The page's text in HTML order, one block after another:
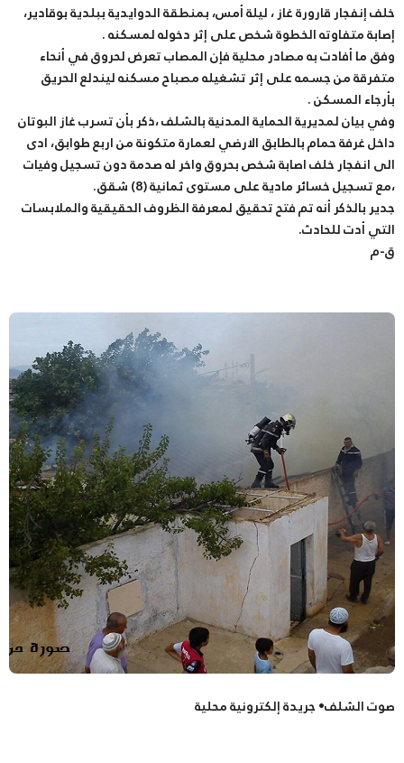
خلف إنفجار قارورة غاز ، ليلة أمس، بمنطقة الدوايدية ببلدية بوقادير،
إصابة متفاوته الخطوة شخص على إثر دخوله لمسكنه .
وفق ما أفادت به مصادر محلية فإن المصاب تعرض لحروق في أنحاء
متفرقة من جسمه على إثر تشغيله مصباح مسكنه ليندلع الحريق
بأرجاء المسكن .
وفي بيان لمديرية الحماية المدنية بالشلف ،ذكر بأن تسرب غاز البوتان
داخل غرفة حمام بالطابق الارضي لعمارة متكونة من اربع طوابق، ادى
الى انفجار خلف اصابة شخص بحروق واخر له صدمة دون تسجيل وفيات
،مع تسجيل خسائر مادية على مستوى ثمانية (8) شقق.
جدير بالذكر أنه تم فتح تحقيق لمعرفة الظروف الحقيقية والملابسات
التي أدت للحادث.
ق-م
صوت الشلف• جريدة إلكترونية محلية